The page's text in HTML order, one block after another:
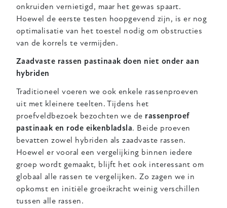
onkruiden vernietigd, maar het gewas spaart.
Hoewel de eerste testen hoopgevend zijn, is er nog
optimalisatie van het toestel nodig om obstructies
van de korrels te vermijden.
Zaadvaste rassen pastinaak doen niet onder aan
hybriden
Traditioneel voeren we ook enkele rassenproeven
uit met kleinere teelten. Tijdens het
proefveldbezoek bezochten we de rassenproef
pastinaak en rode eikenbladsla. Beide proeven
bevatten zowel hybriden als zaadvaste rassen.
Hoewel er vooral een vergelijking binnen iedere
groep wordt gemaakt, blijft het ook interessant om
globaal alle rassen te vergelijken. Zo zagen we in
opkomst en initiële groeikracht weinig verschillen
tussen alle rassen.